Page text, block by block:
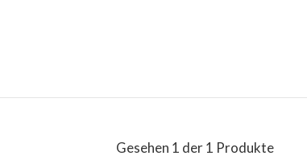
Gesehen 1 der 1 Produkte